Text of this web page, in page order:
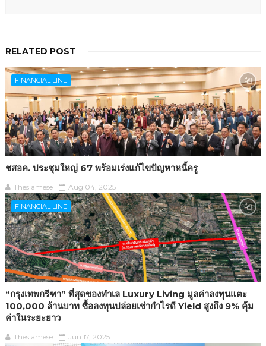
RELATED POST
FINANCIAL LINE
ชสอค. ประชุมใหญ่ 67 พร้อมเร่งแก้ไขปัญหาหนี้ครู
Thesiamese Aug 04, 2025
FINANCIAL LINE
“กรุงเทพกรีฑา” ที่สุดของทำเล Luxury Living มูลค่าลงทุนแตะ
100,000 ล้านบาท ซื้อลงทุนปล่อยเช่ากำไรดี Yield สูงถึง 9% คุ้ม
ค่าในระยะยาว
Thesiamese Jun 17, 2025